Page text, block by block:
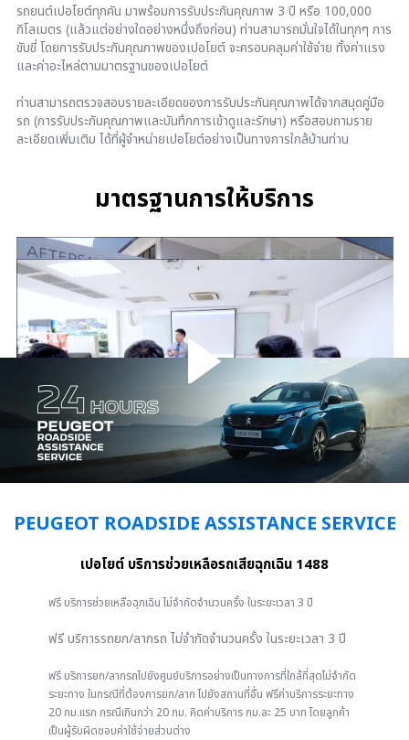
รถยนต์เปอโยต์ทุกคัน มาพร้อมการรับประกันคุณภาพ 3 ปี หรือ 100,000
กิโลเมตร (แล้วแต่อย่างใดอย่างหนึ่งถึงก่อน) ท่านสามารถมั่นใจได้ในทุกๆ การ
ขับขี่ โดยการรับประกันคุณภาพของเปอโยต์ จะครอบคลุมค่าใช้จ่าย ทั้งค่าแรง
และค่าอะไหล่ตามมาตรฐานของเปอโยต์
ท่านสามารถตรวจสอบรายละเอียดของการรับประกันคุณภาพได้จากสมุดคู่มือ
รถ (การรับประกันคุณภาพและบันทึกการเข้าดูและรักษา) หรือสอบถามราย
ละเอียดเพิ่มเติม ได้ที่ผู้จำหน่ายเปอโยต์อย่างเป็นทางการใกล้บ้านท่าน
มาตรฐานการให้บริการ
PEUGEOT ROADSIDE ASSISTANCE SERVICE
เปอโยต์ บริการช่วยเหลือรถเสียฉุกเฉิน 1488
ฟรี บริการช่วยเหลือฉุกเฉิน ไม่จำกัดจำนวนครั้ง ในระยะเวลา 3 ปี
ฟรี บริการรถยก/ลากรถ ไม่จำกัดจำนวนครั้ง ในระยะเวลา 3 ปี
ฟรี บริการยก/ลากรถไปยังศูนย์บริการอย่างเป็นทางการที่ใกล้ที่สุดไม่จำกัด
ระยะทาง ในกรณีที่ต้องการยก/ลาก ไปยังสถานที่อื่น ฟรีค่าบริการระยะทาง
20 กม.แรก กรณีเกินกว่า 20 กม. คิดค่าบริการ กม.ละ 25 บาท โดยลูกค้า
เป็นผู้รับผิดชอบค่าใช้จ่ายส่วนต่าง